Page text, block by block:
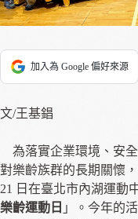
加入為 Google 偏好來源
文/王基錩
為落實企業環境、安
對樂齡族群的長期關懷
21 日在臺北市內湖運動
樂齡運動日 」。今年的